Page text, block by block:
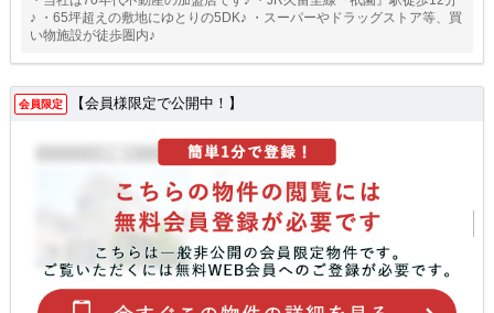
♪ ・65坪超えの敷地にゆとりの5DK♪ ・スーパーやドラッグストア等、買
い物施設が徒歩圏内♪
会員限定 【会員様限定で公開中！】